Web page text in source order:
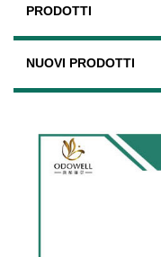
PRODOTTI
NUOVI PRODOTTI